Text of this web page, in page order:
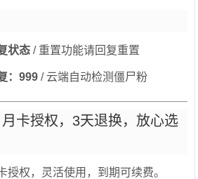
状态 / 重置功能请回复重置
：999 / 云端自动检测僵尸粉
卡授权，3天退换，放心选
授权，灵活使用，到期可续费。